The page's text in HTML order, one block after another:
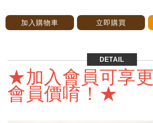
加入購物車 立即購買
DETAIL
★加入會員可享
會員價唷！★